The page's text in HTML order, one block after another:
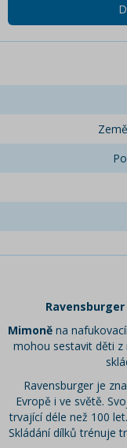
Mimoně na
mohou sestavit děti z
Ravensburger je
Evropě i ve světě.
trvající déle než 100
Skládání dílků trénuje